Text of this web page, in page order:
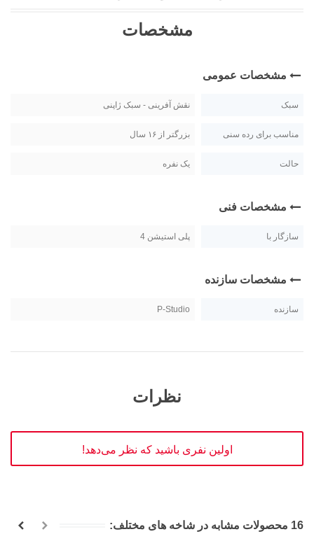
مشخصات
مشخصات عمومی
سبک نقش آفرینی - سبک ژاپنی
مناسب برای رده سنی بزرگتر از ۱۶ سال
حالت یک نفره
مشخصات فنی
سازگار با پلی استیشن 4
مشخصات سازنده
سازنده P-Studio
نظرات
اولین نفری باشید که نظر می‌دهد!
16 محصولات مشابه در شاخه های مختلف: